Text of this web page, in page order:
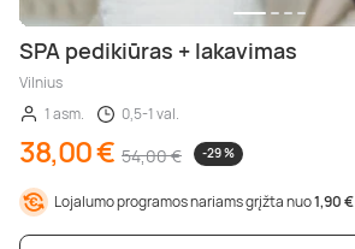
SPA pedikiūras + lakavimas
Vilnius
1 asm.
0,5-1 val.
38,00 € 54,00 € -29 %
Lojalumo programos nariams grįžta nuo1,90 €